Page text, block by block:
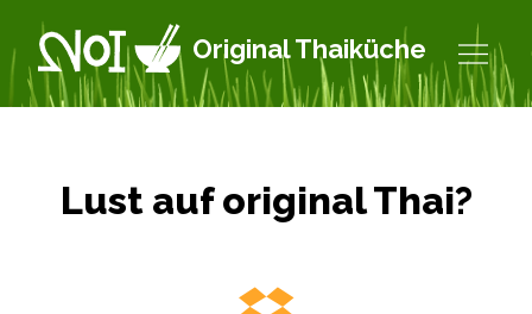
to
content
Original Thaiküche
Lust auf original Thai?